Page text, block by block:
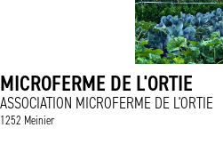
MICROFERME DE L'ORTIE
ASSOCIATION MICROFERME DE L'ORTIE
1252 Meinier